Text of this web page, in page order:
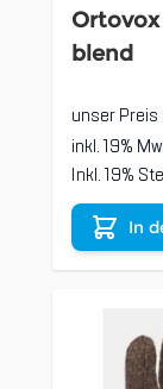
Ortovox
blend
unser Preis
inkl. 19%
Inkl. 19%
In